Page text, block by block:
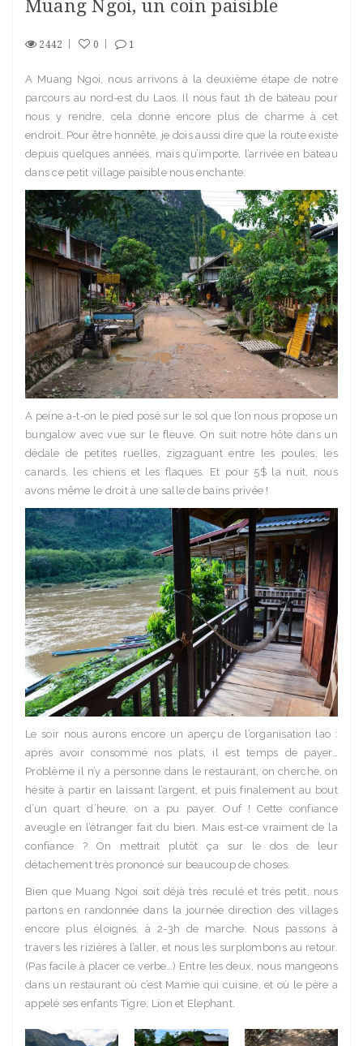
Muang Ngoi, un coin paisible
2442 0 1
A Muang Ngoi, nous arrivons à la deuxième étape de notre
parcours au nord-est du Laos. Il nous faut 1h de bateau pour
nous y rendre, cela donne encore plus de charme à cet
endroit. Pour être honnête, je dois aussi dire que la route existe
depuis quelques années, mais qu’importe, l’arrivée en bateau
dans ce petit village paisible nous enchante.
A peine a-t-on le pied posé sur le sol que l’on nous propose un
bungalow avec vue sur le fleuve. On suit notre hôte dans un
dédale de petites ruelles, zigzaguant entre les poules, les
canards, les chiens et les flaques. Et pour 5$ la nuit, nous
avons même le droit à une salle de bains privée !
Le soir nous aurons encore un aperçu de l’organisation lao :
après avoir consommé nos plats, il est temps de payer…
Problème il n’y a personne dans le restaurant, on cherche, on
hésite à partir en laissant l’argent, et puis finalement au bout
d’un quart d’heure, on a pu payer. Ouf ! Cette confiance
aveugle en l’étranger fait du bien. Mais est-ce vraiment de la
confiance ? On mettrait plutôt ça sur le dos de leur
détachement très prononcé sur beaucoup de choses.
Bien que Muang Ngoi soit déjà très reculé et très petit, nous
partons en randonnée dans la journée direction des villages
encore plus éloignés, à 2-3h de marche. Nous passons à
travers les rizières à l’aller, et nous les surplombons au retour.
(Pas facile à placer ce verbe…) Entre les deux, nous mangeons
dans un restaurant où c’est Mamie qui cuisine, et où le père a
appelé ses enfants Tigre, Lion et Elephant.